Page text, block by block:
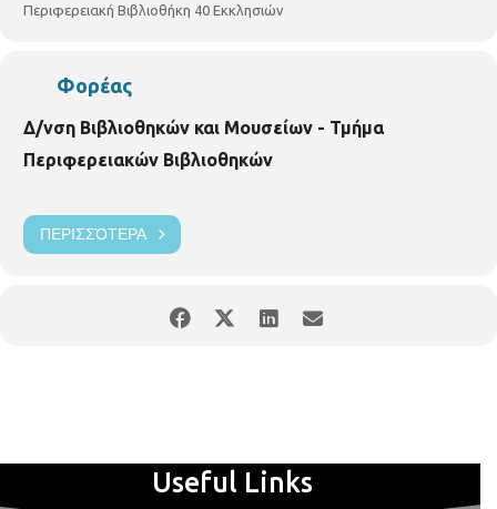
μια αμφίδρομη δημιουργική σχέση! Με τη δημοσιογράφο
Εκκλησιών-193405794186594/
Εκκλησιών, Γ. Βιζυηνού 57, τηλ. 2310203443
Περιφερειακή Βιβλιοθήκη 40 Εκκλησιών
Φορέας
Δ/νση Βιβλιοθηκών και Μουσείων - Τμήμα
Περιφερειακών Βιβλιοθηκών
ΠΕΡΙΣΣΌΤΕΡΑ
Useful Links